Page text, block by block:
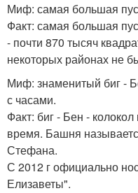
Миф: самая большая
Факт: самая большая
- почти 870 тысяч
некоторых районах не
Миф: знаменитый биг -
с часами.
Факт: биг - Бен -
время. Башня
Стефана.
С 2012 г официально
Елизаветы".